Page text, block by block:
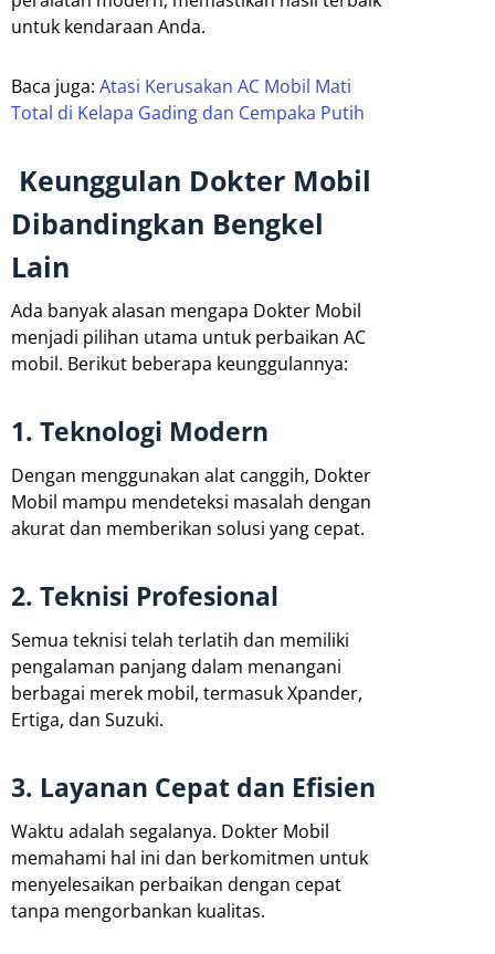
untuk kendaraan Anda.
Baca juga: Atasi Kerusakan AC Mobil Mati
Total di Kelapa Gading dan Cempaka Putih
Keunggulan Dokter Mobil
Dibandingkan Bengkel
Lain
Ada banyak alasan mengapa Dokter Mobil
menjadi pilihan utama untuk perbaikan AC
mobil. Berikut beberapa keunggulannya:
1. Teknologi Modern
Dengan menggunakan alat canggih, Dokter
Mobil mampu mendeteksi masalah dengan
akurat dan memberikan solusi yang cepat.
2. Teknisi Profesional
Semua teknisi telah terlatih dan memiliki
pengalaman panjang dalam menangani
berbagai merek mobil, termasuk Xpander,
Ertiga, dan Suzuki.
3. Layanan Cepat dan Efisien
Waktu adalah segalanya. Dokter Mobil
memahami hal ini dan berkomitmen untuk
menyelesaikan perbaikan dengan cepat
tanpa mengorbankan kualitas.